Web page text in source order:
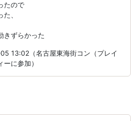
たので
、
きずらかった
13:02（名古屋東海街コン（プレイ
に参加）